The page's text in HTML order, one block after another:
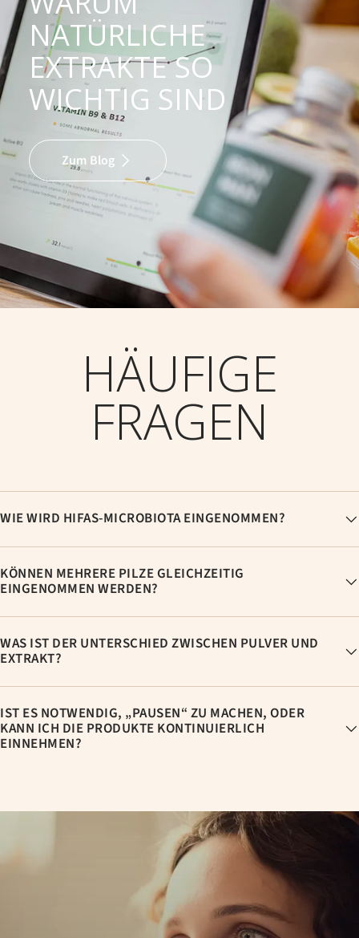
NATÜRLICHE
EXTRAKTE SO
WICHTIG SIND
Zum Blog
HÄUFIGE
FRAGEN
WIE WIRD HIFAS-MICROBIOTA EINGENOMMEN?
KÖNNEN MEHRERE PILZE GLEICHZEITIG
EINGENOMMEN WERDEN?
WAS IST DER UNTERSCHIED ZWISCHEN PULVER UND
EXTRAKT?
IST ES NOTWENDIG, „PAUSEN“ ZU MACHEN, ODER
KANN ICH DIE PRODUKTE KONTINUIERLICH
EINNEHMEN?